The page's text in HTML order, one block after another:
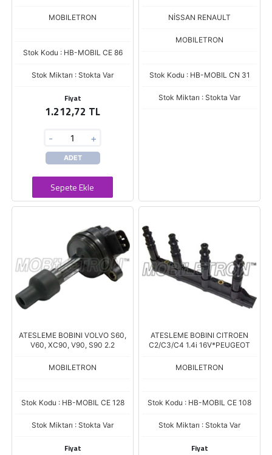
MOBILETRON
Stok Kodu : HB-MOBIL CE 86
Stok Miktarı : Stokta Var
Fiyat
1.212,72 TL
- +
ADET
Sepete Ekle
NİSSAN RENAULT
MOBILETRON
Stok Kodu : HB-MOBIL CN 31
Stok Miktarı : Stokta Var
ATESLEME BOBINI VOLVO S60,
V60, XC90, V90, S90 2.2
MOBILETRON
Stok Kodu : HB-MOBIL CE 128
Stok Miktarı : Stokta Var
Fiyat
ATESLEME BOBINI CITROEN
C2/C3/C4 1.4i 16V*PEUGEOT
MOBILETRON
Stok Kodu : HB-MOBIL CE 108
Stok Miktarı : Stokta Var
Fiyat